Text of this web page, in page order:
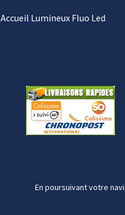
Accueil Lumineux Fluo Led
En poursuivant votre